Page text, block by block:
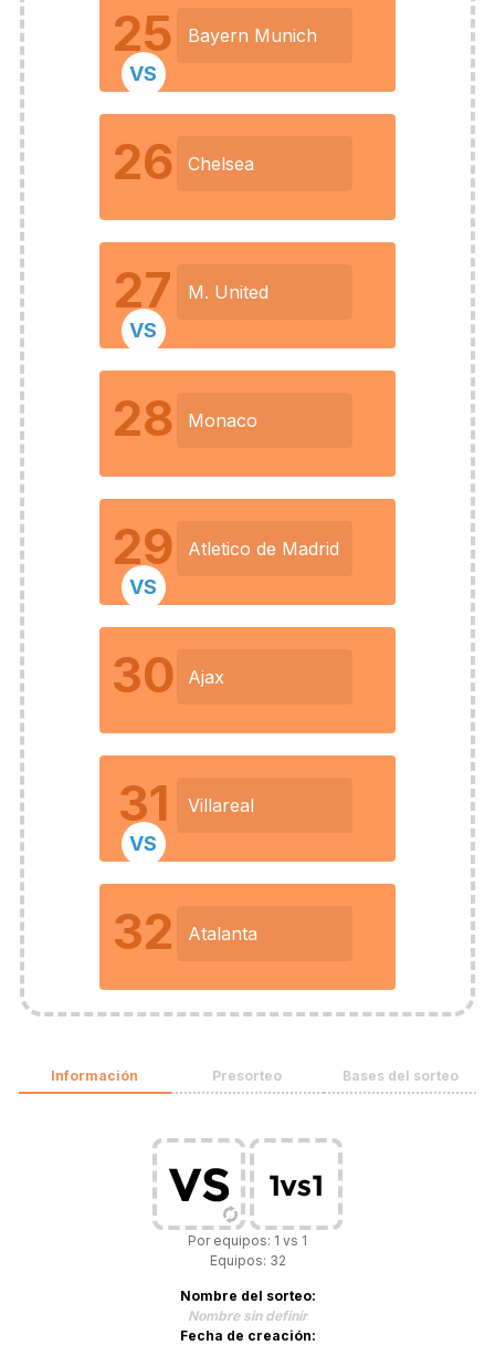
25 Bayern Munich
VS
26 Chelsea
27 M. United
VS
28 Monaco
29 Atletico de Madrid
VS
30 Ajax
31 Villareal
VS
32 Atalanta
Información Presorteo Bases del sorteo
Por equipos: 1 vs 1
Equipos: 32
Nombre del sorteo:
Nombre sin definir
Fecha de creación: